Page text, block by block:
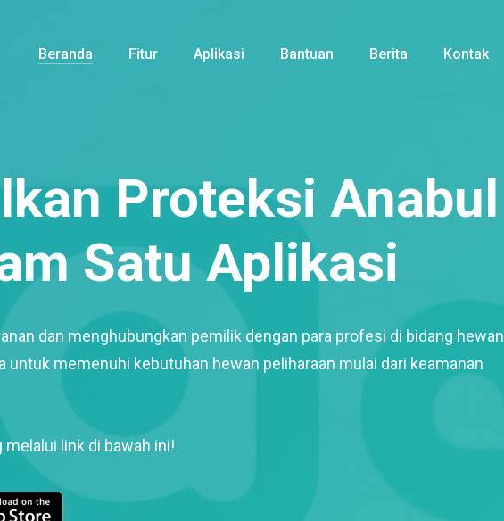
Beranda Fitur Aplikasi Bantuan Berita Kontak
Proteksi Anabul
Satu Aplikasi
dan menghubungkan pemilik dengan para profesi di bidang hewan
untuk memenuhi kebutuhan hewan peliharaan mulai dari keamanan
melalui link di bawah ini!